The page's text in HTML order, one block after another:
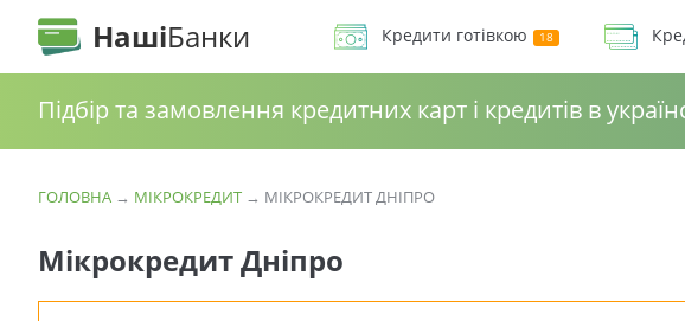
НашіБанки Кредити готівкою
Підбір та замовлення кредитних карт і кредитів в
ГОЛОВНА → МІКРОКРЕДИТ → МІКРОКРЕДИТ ДНІПРО
Мікрокредит Дніпро